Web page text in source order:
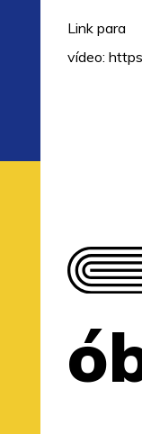
Link para
vídeo: